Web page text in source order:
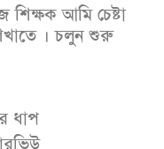
আমি চেষ্টা
। চলুন শুরু
ধাপ